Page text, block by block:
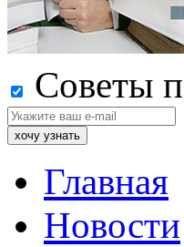
Советы
Главная
Новости